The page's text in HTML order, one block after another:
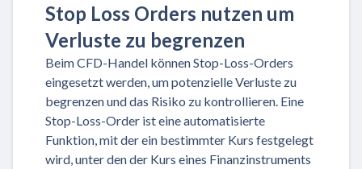
Stop Loss Orders nutzen um
Verluste zu begrenzen
Beim CFD-Handel können Stop-Loss-Orders
eingesetzt werden, um potenzielle Verluste zu
begrenzen und das Risiko zu kontrollieren. Eine
Stop-Loss-Order ist eine automatisierte
Funktion, mit der ein bestimmter Kurs festgelegt
wird, unter den der Kurs eines Finanzinstruments